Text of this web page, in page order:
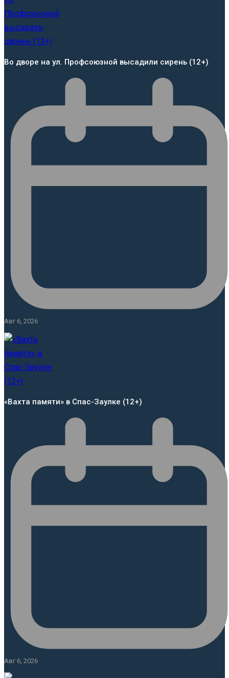
Во дворе на ул. Профсоюзной высадили сирень (12+)
Авг 6, 2026
«Вахта памяти» в Спас-Заулке (12+)
Авг 6, 2026